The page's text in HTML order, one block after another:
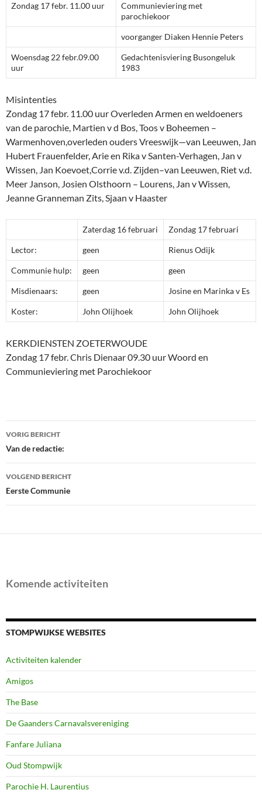
Zondag 17 febr. 11.00 uur
Communieviering met
parochiekoor
voorganger Diaken Hennie Peters
Woensdag 22 febr.09.00
uur
Gedachtenisviering Busongeluk
1983
Misintenties
Zondag 17 febr. 11.00 uur Overleden Armen en weldoeners
van de parochie, Martien v d Bos, Toos v Boheemen –
Warmenhoven,overleden ouders Vreeswijk—van Leeuwen, Jan
Hubert Frauenfelder, Arie en Rika v Santen-Verhagen, Jan v
Wissen, Jan Koevoet,Corrie v.d. Zijden–van Leeuwen, Riet v.d.
Meer Janson, Josien Olsthoorn – Lourens, Jan v Wissen,
Jeanne Granneman Zits, Sjaan v Haaster
Zaterdag 16 februari Zondag 17 februari
Lector: geen Rienus Odijk
Communie hulp: geen geen
Misdienaars: geen Josine en Marinka v Es
Koster: John Olijhoek John Olijhoek
KERKDIENSTEN ZOETERWOUDE
Zondag 17 febr. Chris Dienaar 09.30 uur Woord en
Communieviering met Parochiekoor
Bericht
navigatie
VORIG BERICHT
Van de redactie:
VOLGEND BERICHT
Eerste Communie
Komende activiteiten
STOMPWIJKSE WEBSITES
Activiteiten kalender
Amigos
The Base
De Gaanders Carnavalsvereniging
Fanfare Juliana
Oud Stompwijk
Parochie H. Laurentius